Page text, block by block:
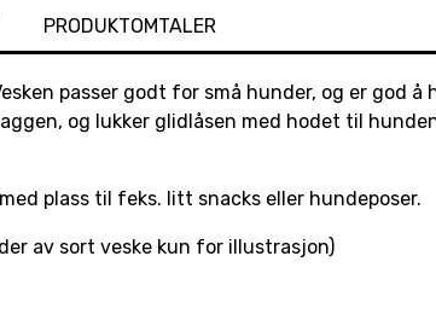
PRODUKTOMTALER
passer godt for små hunder, og er god
og lukker glidlåsen med hodet til
plass til feks. litt snacks eller hundeposer.
av sort veske kun for illustrasjon)